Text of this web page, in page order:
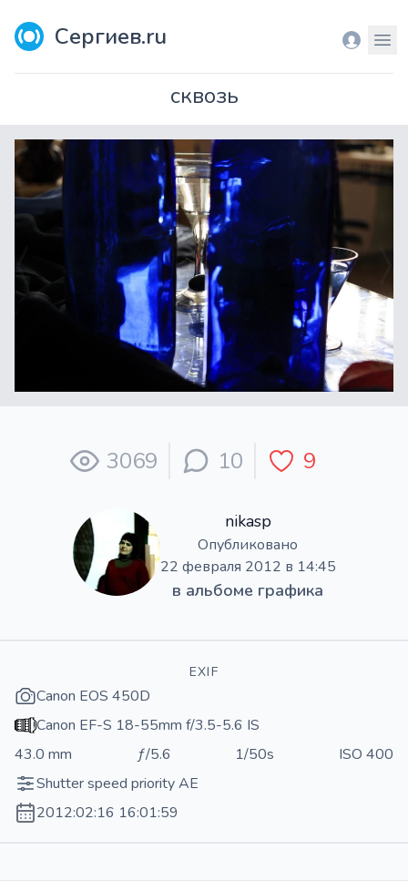
Сергиев.ru Вход
сквозь
3069 10 9
nikasp
Опубликовано
22 февраля 2012 в 14:45
в альбоме графика
EXIF
Canon EOS 450D
Canon EF-S 18-55mm f/3.5-5.6 IS
43.0 mm
ƒ/5.6 1/50s
ISO 400
Shutter speed priority AE
2012:02:16 16:01:59